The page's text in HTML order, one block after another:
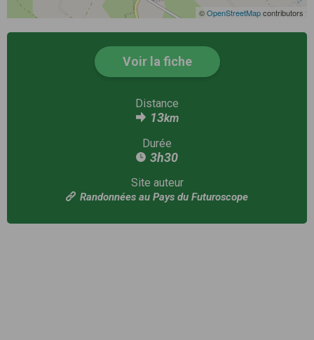
©OpenStreetMapcontributors
Voir la fiche
Distance
13km
Durée
3h30
Site auteur
Randonnées au Pays du Futuroscope